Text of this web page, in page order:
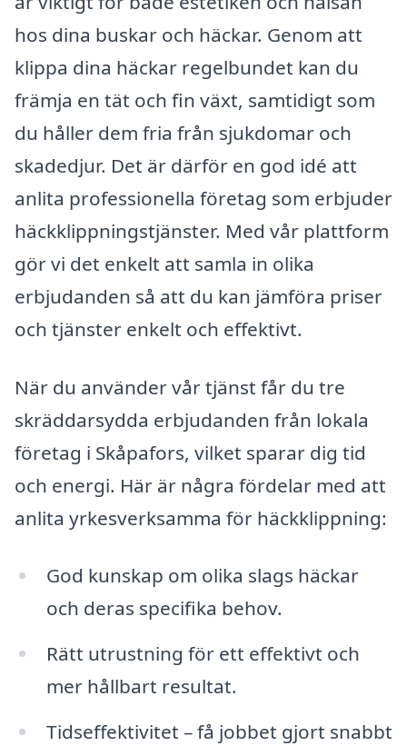
hos dina buskar och häckar. Genom att
klippa dina häckar regelbundet kan du
främja en tät och fin växt, samtidigt som
du håller dem fria från sjukdomar och
skadedjur. Det är därför en god idé att
anlita professionella företag som erbjuder
häckklippningstjänster. Med vår plattform
gör vi det enkelt att samla in olika
erbjudanden så att du kan jämföra priser
och tjänster enkelt och effektivt.
När du använder vår tjänst får du tre
skräddarsydda erbjudanden från lokala
företag i Skåpafors, vilket sparar dig tid
och energi. Här är några fördelar med att
anlita yrkesverksamma för häckklippning:
God kunskap om olika slags häckar
och deras specifika behov.
Rätt utrustning för ett effektivt och
mer hållbart resultat.
Tidseffektivitet – få jobbet gjort snabbt